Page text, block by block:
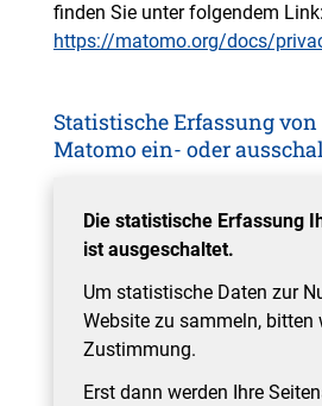
finden Sie unter folgendem Link:
https://matomo.org/docs/
Statistische Erfassung
Matomo ein- oder
Die statistische Erfassung
ist ausgeschaltet.
Um statistische Daten zur
Website zu sammeln, bitten
Zustimmung.
Erst dann werden Ihre